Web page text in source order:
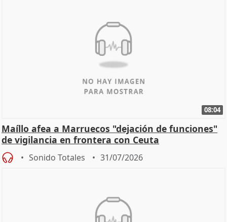
08:04
Maíllo afea a Marruecos "dejación de funciones"
de vigilancia en frontera con Ceuta
Sonido Totales 31/07/2026